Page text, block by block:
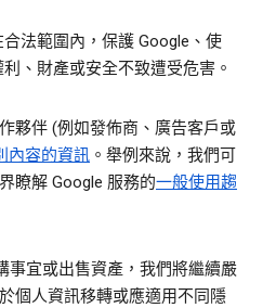
法範圍內，保護 Google、使
、財產或安全不致遭受危害。
夥伴 (例如發佈商、廣告客戶或
內容的資訊 。舉例來說，我們可
瞭解 Google 服務的一般使用趨
事宜或出售資產，我們將繼續嚴
個人資訊移轉或應適用不同隱